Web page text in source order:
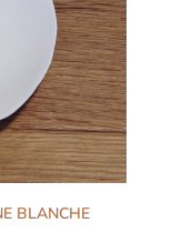
BLANCHE